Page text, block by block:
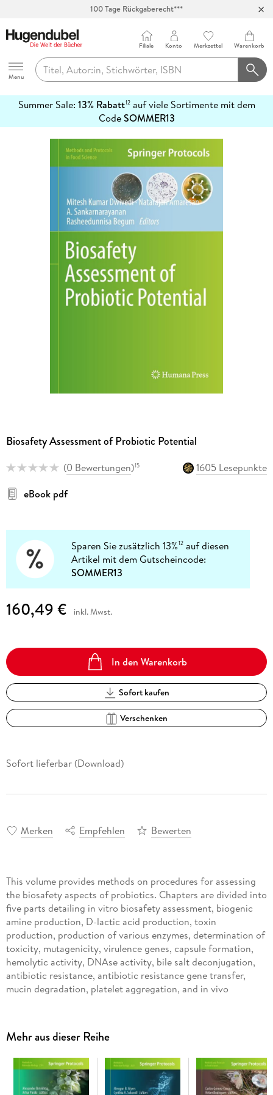
100 Tage Rückgaberecht***
Hugendubel
Menu
Filiale Konto Merkzettel Warenkorb
Summer Sale: 13% Rabatt12auf viele Sortimente mit dem
CodeSOMMER13
erfahren
Biosafety Assessment of Probiotic Potential
(0 Bewertungen)15
1605 Lesepunkte
eBook pdf
Sparen Sie zusätzlich 13%12 auf diesen
Artikel mit dem Gutscheincode:
SOMMER13
160,49 € inkl. Mwst.
In den Warenkorb
Sofort kaufen
Verschenken
Sofort lieferbar (Download)
Merken Empfehlen Bewerten
This volume provides methods on procedures for assessing
the biosafety aspects of probiotics. Chapters are divided into
five parts detailing in vitro biosafety assessment, biogenic
amine production, D-lactic acid production, toxin
production, production of various enzymes, determination of
toxicity, mutagenicity, virulence genes, capsule formation,
hemolytic activity, DNAse activity, bile salt deconjugation,
antibiotic resistance, antibiotic resistance gene transfer,
mucin degradation, platelet aggregation, and in vivo
evaluation of immunological parameters in animal models.
Authoritative and cutting-edge, Biosafety Assessment of
Mehr aus dieser Reihe